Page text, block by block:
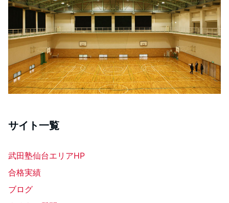
サイト一覧
武田塾仙台エリアHP
合格実績
ブログ